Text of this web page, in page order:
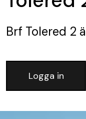
Brf Tolered 2
Logga in